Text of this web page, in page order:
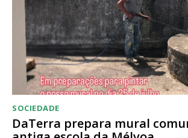
Escolha o plano
SOCIEDADE
DaTerra prepara mural